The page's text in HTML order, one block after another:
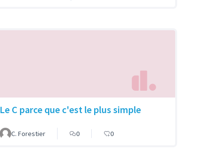
Le C parce que c'est le plus simple
C. Forestier 0 0